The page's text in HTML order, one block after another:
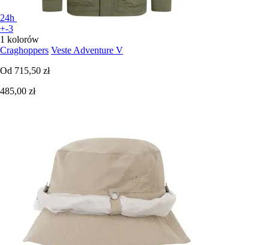
24h
+-3
1 kolorów
Craghoppers Veste Adventure V
Od 715,50 zł
485,00 zł